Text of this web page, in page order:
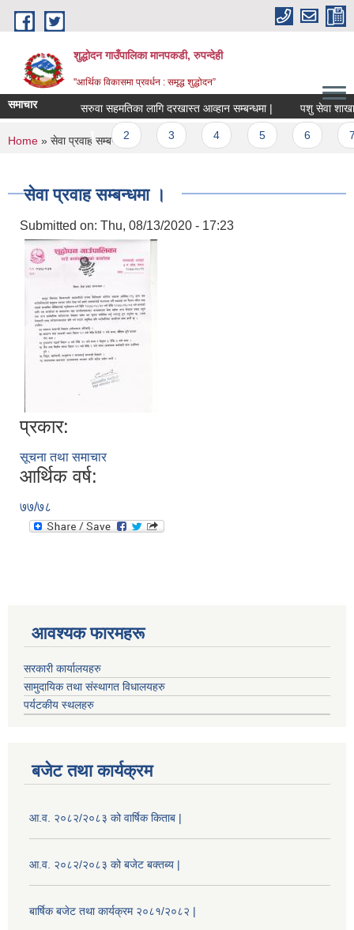
Skip to main content
शुद्धोदन गाउँपालिका मानपकडी, रुपन्देही
"आर्थिक विकासमा प्रवर्धन : समृद्ध शुद्धोदन”
समाचार सरुवा सहमतिका लागि दरखास्त आव्हान सम्बन्धमा | पशु सेवा शाखा
Pages
1 2
You are here
Home » सेवा प्रवाह सम्बन्धमा ।
सेवा प्रवाह सम्बन्धमा ।
Submitted on: Thu, 08/13/2020 - 17:23
प्रकार:
सूचना तथा समाचार
आर्थिक वर्ष:
७७/७८
आवश्यक फारमहरू
सरकारी कार्यालयहरु
सामुदायिक तथा संस्थागत विधालयहरु
पर्यटकीय स्थलहरु
बजेट तथा कार्यक्रम
आ.व. २०८२/२०८३ को वार्षिक किताब |
आ.व. २०८२/२०८३ को बजेट बक्तब्य |
बार्षिक बजेट तथा कार्यक्रम २०८१/२०८२ |